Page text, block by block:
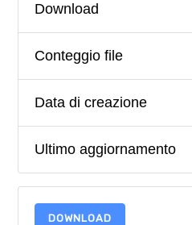
Download
Conteggio file
Data di creazione
Ultimo aggiornamento
DOWNLOAD